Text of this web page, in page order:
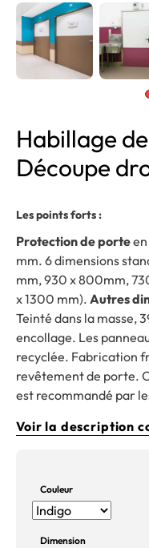
Habillage
Découpe
Les points forts :
Protection de porte
mm. 6 dimensions
mm, 930 x 800mm,
x 1300 mm). Autres
Teinté dans la masse,
encollage. Les
recyclée. Fabrication
revêtement de porte.
est recommandé par
Voir la description
Couleur
Dimension